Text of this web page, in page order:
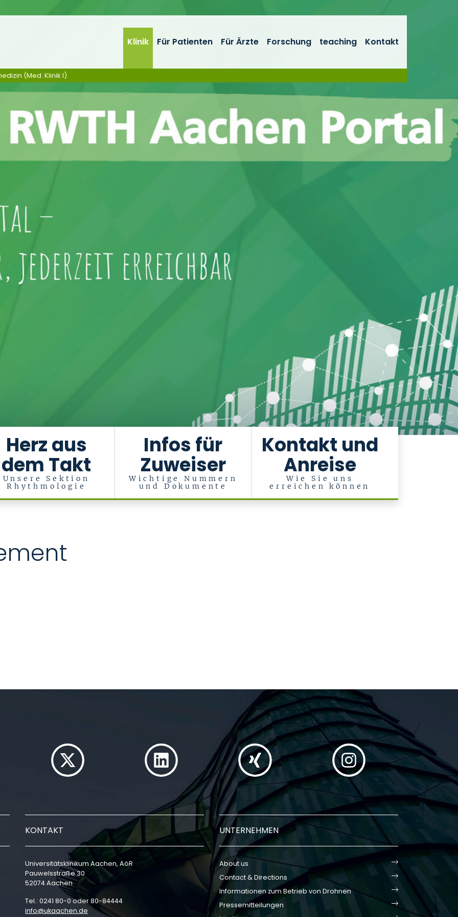
Herz aus
dem Takt
Unsere Sektion
Rhythmologie
Infos für
Zuweiser
Wichtige Nummern
und Dokumente
Kontakt und
Anreise
Wie Sie uns
erreichen können
Klinik Für Patienten Für Ärzte Forschung teaching Kontakt
(Med. Klinik I)
KONTAKT
Universitätsklinikum Aachen, AöR
Pauwelsstraße 30
52074 Aachen
Tel.: 0241 80-0 oder 80-84444
info
ukaachen de
UNTERNEHMEN
About us
Contact & Directions
Informationen zum Betrieb von Drohnen
Pressemitteilungen